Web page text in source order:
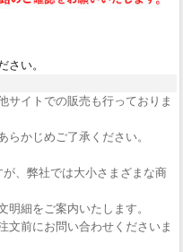
さい。
サイトでの販売も行っておりま
かじめご了承ください。
、弊社では大小さまざまな商
明細をご案内いたします。
文前にお問い合わせくださいま